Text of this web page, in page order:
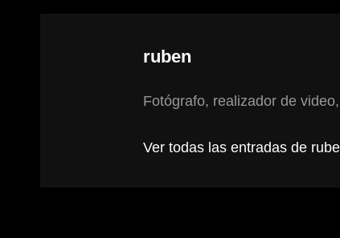
Autor:
ruben
Fotógrafo, realizador de
Ver todas las entradas de